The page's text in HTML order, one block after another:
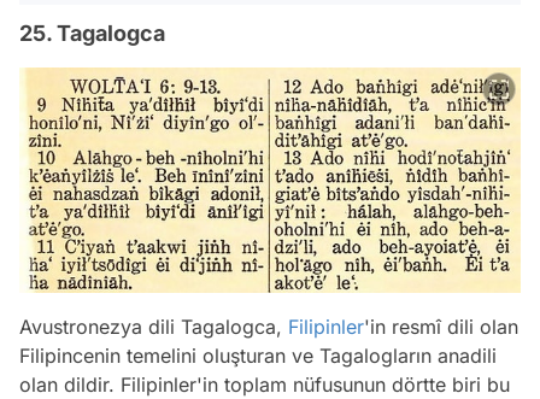
25. Tagalogca
Avustronezya dili Tagalogca, Filipinler'in resmî dili olan
Filipincenin temelini oluşturan ve Tagalogların anadili
olan dildir. Filipinler'in toplam nüfusunun dörtte biri bu